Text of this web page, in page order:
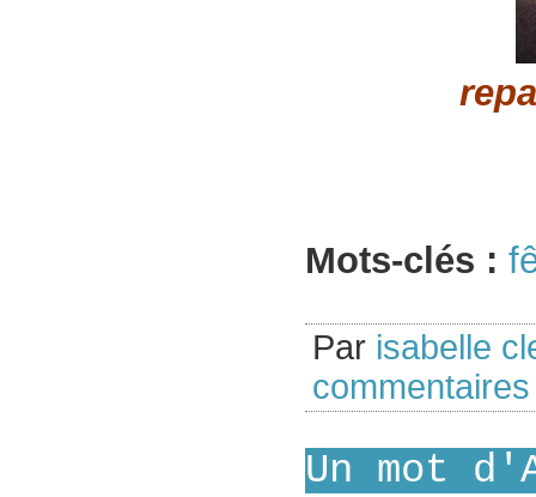
Mots-clés :
Par isabelle
Un mot